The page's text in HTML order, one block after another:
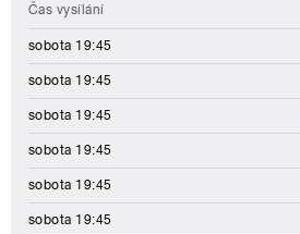
Čas vysílání
sobota 19:45
sobota 19:45
sobota 19:45
sobota 19:45
sobota 19:45
sobota 19:45